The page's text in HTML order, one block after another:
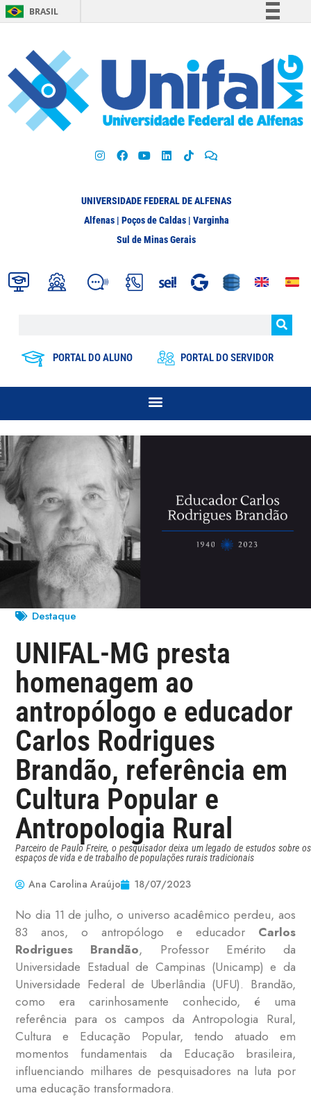
BRASIL
Participe
Acesso à informação
Legislação
UNIVERSIDADE FEDERAL DE ALFENAS
Alfenas | Poços de Caldas | Varginha
Sul de Minas Gerais
PORTAL DO ALUNO PORTAL DO SERVIDOR
Destaque
UNIFAL-MG presta
homenagem ao
antropólogo e educador
Carlos Rodrigues
Brandão, referência em
Cultura Popular e
Antropologia Rural
Parceiro de Paulo Freire, o pesquisador deixa um legado de estudos sobre os
espaços de vida e de trabalho de populações rurais tradicionais
Ana Carolina Araújo 18/07/2023
No dia 11 de julho, o universo acadêmico perdeu, aos
83 anos, o antropólogo e educador Carlos
Rodrigues Brandão, Professor Emérito da
Universidade Estadual de Campinas (Unicamp) e da
Universidade Federal de Uberlândia (UFU). Brandão,
como era carinhosamente conhecido, é uma
referência para os campos da Antropologia Rural,
Cultura e Educação Popular, tendo atuado em
momentos fundamentais da Educação brasileira,
influenciando milhares de pesquisadores na luta por
uma educação transformadora.